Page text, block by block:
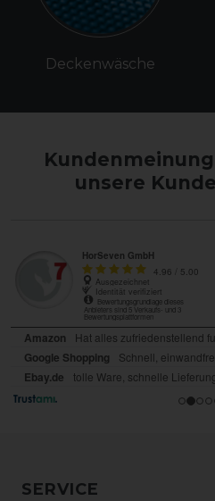
Deckenwäsche
unsere
SERVICE